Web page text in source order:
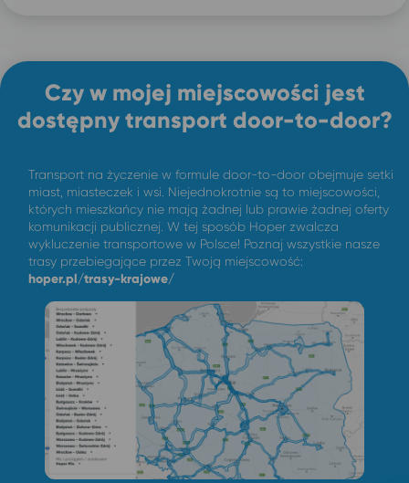
Czy w mojej miejscowości jest
dostępny transport door-to-door?
Transport na życzenie w formule door-to-door obejmuje setki
miast, miasteczek i wsi. Niejednokrotnie są to miejscowości,
których mieszkańcy nie mają żadnej lub prawie żadnej oferty
komunikacji publicznej. W tej sposób Hoper zwalcza
wykluczenie transportowe w Polsce! Poznaj wszystkie nasze
trasy przebiegające przez Twoją miejscowość:
hoper.pl/trasy-krajowe/